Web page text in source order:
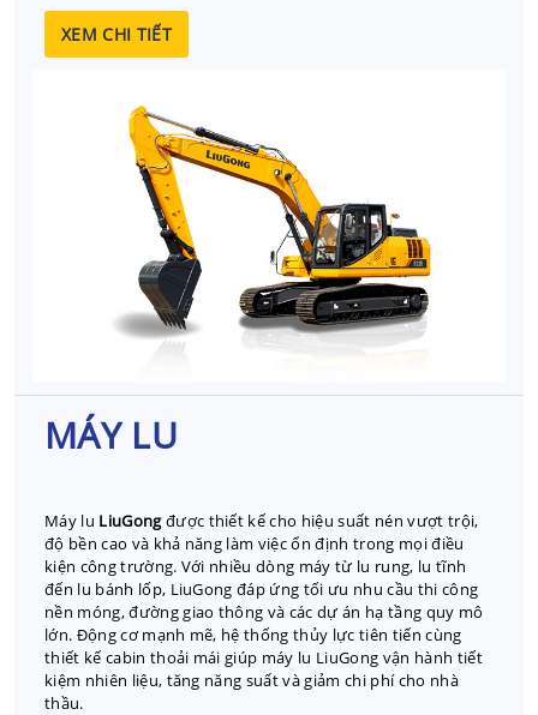
XEM CHI TIẾT
MÁY LU
Máy lu LiuGongđược thiết kế cho hiệu suất nén vượt trội,
độ bền cao và khả năng làm việc ổn định trong mọi điều
kiện công trường. Với nhiều dòng máy từ lu rung, lu tĩnh
đến lu bánh lốp, LiuGong đáp ứng tối ưu nhu cầu thi công
nền móng, đường giao thông và các dự án hạ tầng quy mô
lớn. Động cơ mạnh mẽ, hệ thống thủy lực tiên tiến cùng
thiết kế cabin thoải mái giúp máy lu LiuGong vận hành tiết
kiệm nhiên liệu, tăng năng suất và giảm chi phí cho nhà
thầu.